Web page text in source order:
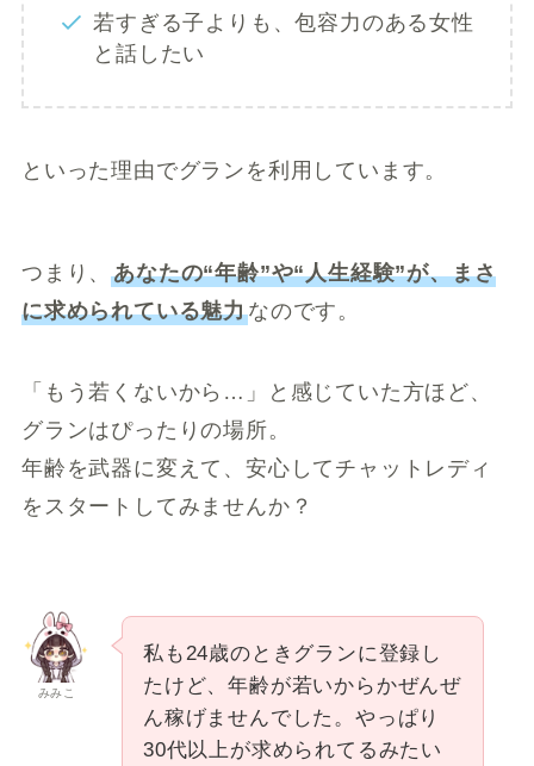
若すぎる子よりも、包容力のある女性
と話したい
といった理由でグランを利用しています。
つまり、あなたの“年齢”や“人生経験”が、まさ
に求められている魅力なのです。
「もう若くないから…」と感じていた方ほど、
グランはぴったりの場所。
年齢を武器に変えて、安心してチャットレディ
をスタートしてみませんか？
みみこ
私も24歳のときグランに登録し
たけど、年齢が若いからかぜんぜ
ん稼げませんでした。やっぱり
30代以上が求められてるみたい